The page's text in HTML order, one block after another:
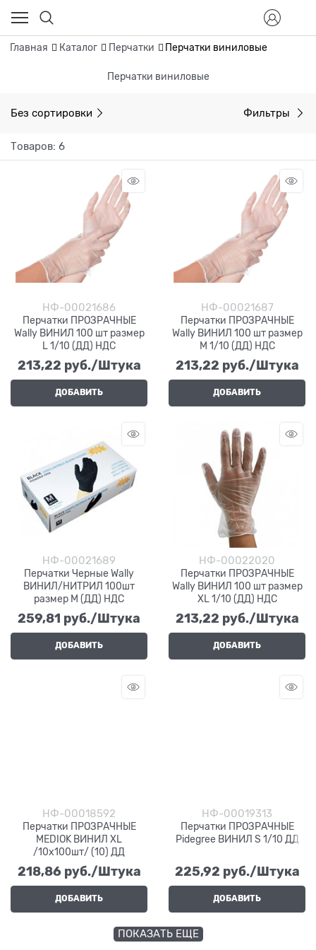
Главная Каталог Перчатки Перчатки виниловые
Перчатки виниловые
Без сортировки Фильтры
Товаров: 6
НФ-00021686
Перчатки ПРОЗРАЧНЫЕ
Wally ВИНИЛ 100 шт размер
L 1/10 (ДД) НДС
213,22 руб./Штука
ДОБАВИТЬ
НФ-00021687
Перчатки ПРОЗРАЧНЫЕ
Wally ВИНИЛ 100 шт размер
М 1/10 (ДД) НДС
213,22 руб./Штука
ДОБАВИТЬ
НФ-00021689
Перчатки Черные Wally
ВИНИЛ/НИТРИЛ 100шт
размер M (ДД) НДС
259,81 руб./Штука
ДОБАВИТЬ
НФ-00022020
Перчатки ПРОЗРАЧНЫЕ
Wally ВИНИЛ 100 шт размер
XL 1/10 (ДД) НДС
213,22 руб./Штука
ДОБАВИТЬ
НФ-00018592
Перчатки ПРОЗРАЧНЫЕ
MEDIOK ВИНИЛ ХL
/10х100шт/ (10) ДД
218,86 руб./Штука
ДОБАВИТЬ
НФ-00019313
Перчатки ПРОЗРАЧНЫЕ
Pidegree ВИНИЛ S 1/10 ДД
225,92 руб./Штука
ДОБАВИТЬ
ПОКАЗАТЬ ЕЩЕ